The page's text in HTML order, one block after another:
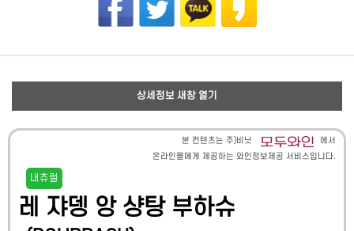
상세정보 새창 열기
본 컨텐츠는 주)비닛
에서
온라인몰에게 제공하는 와인정보제공 서비스입니다.
내츄럴
레 쟈뎅 앙 샹탕 부하슈